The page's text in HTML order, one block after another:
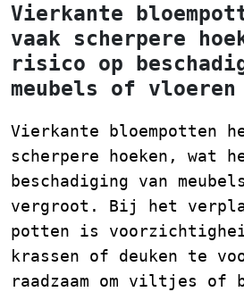
Vierkante
vaak scherpere
risico op
meubels of
Vierkante bloempotten
scherpere hoeken, wat
beschadiging van
vergroot. Bij het
potten is
krassen of deuken te
raadzaam om viltjes of